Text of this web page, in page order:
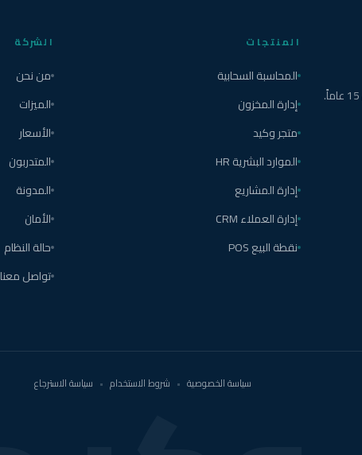
المنتجات
المحاسبة السحابية
إدارة المخزون
متجر وكيد
الموارد البشرية HR
إدارة المشاريع
إدارة العملاء CRM
نقطة البيع POS
الشركة
من نحن
الميزات
الأسعار
المتدربون
المدونة
الأمان
حالة النظام
تواصل معنا
سياسة الخصوصية • شروط الاستخدام • سياسة الاسترجاع